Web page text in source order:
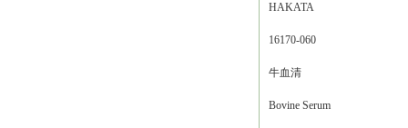
HAKATA
16170-060
牛血清
Bovine Serum